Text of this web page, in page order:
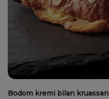
Bodom kremi bilan kruassan